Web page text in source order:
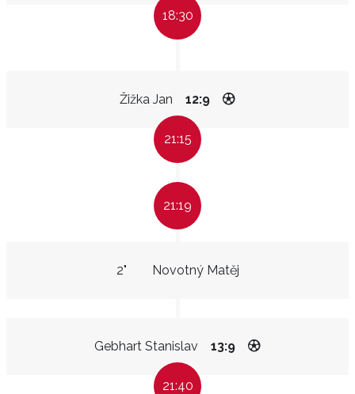
18:30
Žižka Jan 12:9
21:15
21:19
Novotný Matěj
2"
Gebhart Stanislav 13:9
21:40